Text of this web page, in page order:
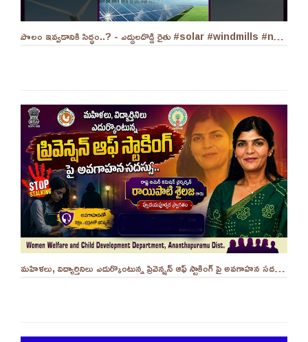
పొలం ఇవ్వడానికి సిద్ధం..? - ఎద్దులదొడ్డి రైతు #solar #windmills #naralokesh #solarenergy
మహిళలు, విద్యార్తినిలు ఎదుర్కొంటున్న ప్రివెన్షన్ ఆఫ్ స్టాకింగ్ పై అవగాహన సదస్సు.. - ||YES 9TV